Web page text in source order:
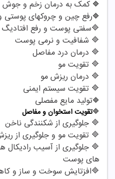
🔷 کمک به درمان زخم و جوش
🔷رفع چین و چروکهای پوستی
🔷سفتی پوست و رفع
🔷 شفافیت و نرمی پوست
🔷 درمان درد مفاصل
🔷 تقویت مو
🔷 درمان ریزش مو
🔷 تقویت سیستم ایمنی
🔷تولید مایع مفصلی
🔷تقویت استخوان و مفاصل
🔷 جلوگیری از شکنندگی ناخن
🔷 تقویت مو و جلوگیری از
🔷 جلوگیری از آسیب
های پوست
🔷افزتایش سوخت و ساز و